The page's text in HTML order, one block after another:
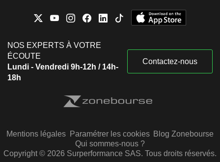
NOS EXPERTS À VOTRE
ÉCOUTE
Lundi - Vendredi 9h-12h / 14h-
18h
Contactez-nous
Mentions légales Paramétrer les cookies Blog Zonebourse
Qui sommes-nous ?
Copyright © 2026 Surperformance SAS. Tous droits réservés.